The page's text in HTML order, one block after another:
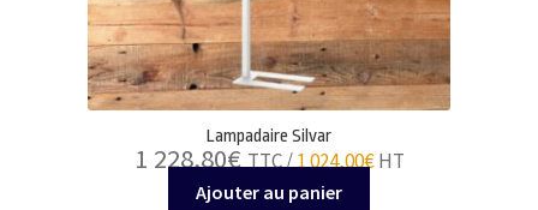
Lampadaire Silvar
1 228,80€ TTC /1 024,00€HT
Ajouter au panier